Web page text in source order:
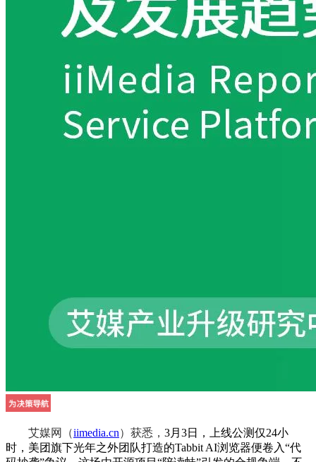
艾媒网（iimedia.cn）获悉， 3月3日，上线公测仅24小
时，美团旗下光年之外团队打造的Tabbit AI浏览器便卷入“代